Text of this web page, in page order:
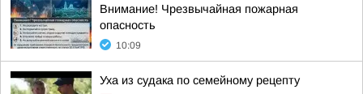
Внимание! Чрезвычайная пожарная
опасность
10:09
Уха из судака по семейному рецепту